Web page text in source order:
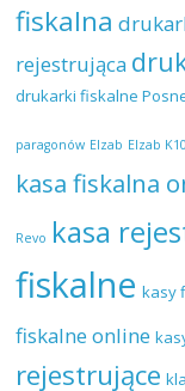
fiskalna
rejestrująca
drukarki fiskalne
paragonów Elzab Elzab K10
kasa fiskalna
Revo kasa
fiskalne kasy
fiskalne online
rejestrujące